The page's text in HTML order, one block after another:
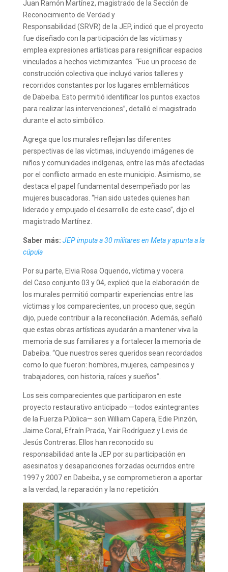
Juan Ramón Martínez, magistrado de la Sección de
Reconocimiento de Verdad y
Responsabilidad (SRVR) de la JEP, indicó que el proyecto
fue diseñado con la participación de las víctimas y
emplea expresiones artísticas para resignificar espacios
vinculados a hechos victimizantes. “Fue un proceso de
construcción colectiva que incluyó varios talleres y
recorridos constantes por los lugares emblemáticos
de Dabeiba. Esto permitió identificar los puntos exactos
para realizar las intervenciones”, detalló el magistrado
durante el acto simbólico.
Agrega que los murales reflejan las diferentes
perspectivas de las víctimas, incluyendo imágenes de
niños y comunidades indígenas, entre las más afectadas
por el conflicto armado en este municipio. Asimismo, se
destaca el papel fundamental desempeñado por las
mujeres buscadoras. “Han sido ustedes quienes han
liderado y empujado el desarrollo de este caso”, dijo el
magistrado Martínez.
Saber más: JEP imputa a 30 militares en Meta y apunta a la
cúpula
Por su parte, Elvia Rosa Oquendo, víctima y vocera
del Caso conjunto 03 y 04, explicó que la elaboración de
los murales permitió compartir experiencias entre las
víctimas y los comparecientes, un proceso que, según
dijo, puede contribuir a la reconciliación. Además, señaló
que estas obras artísticas ayudarán a mantener viva la
memoria de sus familiares y a fortalecer la memoria de
Dabeiba. “Que nuestros seres queridos sean recordados
como lo que fueron: hombres, mujeres, campesinos y
trabajadores, con historia, raíces y sueños”.
Los seis comparecientes que participaron en este
proyecto restaurativo anticipado —todos exintegrantes
de la Fuerza Pública— son William Capera, Edie Pinzón,
Jaime Coral, Efraín Prada, Yair Rodríguez y Levis de
Jesús Contreras. Ellos han reconocido su
responsabilidad ante la JEP por su participación en
asesinatos y desapariciones forzadas ocurridos entre
1997 y 2007 en Dabeiba, y se comprometieron a aportar
a la verdad, la reparación y la no repetición.